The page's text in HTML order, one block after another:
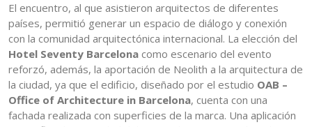
El encuentro, al que asistieron arquitectos de diferentes
países, permitió generar un espacio de diálogo y conexión
con la comunidad arquitectónica internacional. La elección del
Hotel Seventy Barcelona como escenario del evento
reforzó, además, la aportación de Neolith a la arquitectura de
la ciudad, ya que el edificio, diseñado por el estudio OAB –
Office of Architecture in Barcelona, cuenta con una
fachada realizada con superficies de la marca. Una aplicación